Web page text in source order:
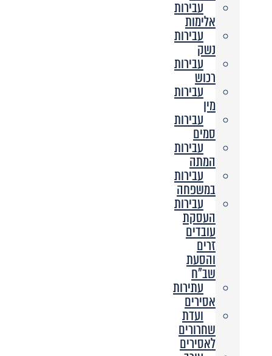
עבירות
אלימות
עבירות
נשק
עבירות
רכוש
עבירות
מין
עבירות
סמים
עבירות
המתה
עבירות
במשפחה
עבירות
העסקת
עובדים
זרים
והסעת
שב”ח
עתירות
אסירים
ועדת
שחרורים
לאסירים